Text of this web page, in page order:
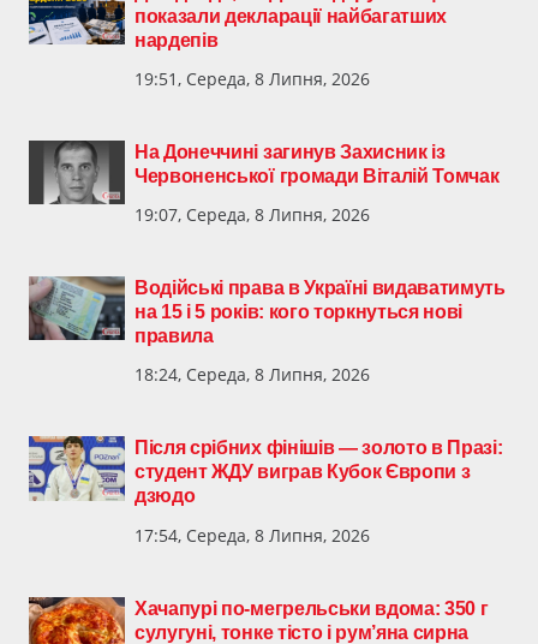
показали декларації найбагатших
нардепів
19:51, Середа, 8 Липня, 2026
На Донеччині загинув Захисник із
Червоненської громади Віталій Томчак
19:07, Середа, 8 Липня, 2026
Водійські права в Україні видаватимуть
на 15 і 5 років: кого торкнуться нові
правила
18:24, Середа, 8 Липня, 2026
Після срібних фінішів — золото в Празі:
студент ЖДУ виграв Кубок Європи з
дзюдо
17:54, Середа, 8 Липня, 2026
Хачапурі по-мегрельськи вдома: 350 г
сулугуні, тонке тісто і рум’яна сирна